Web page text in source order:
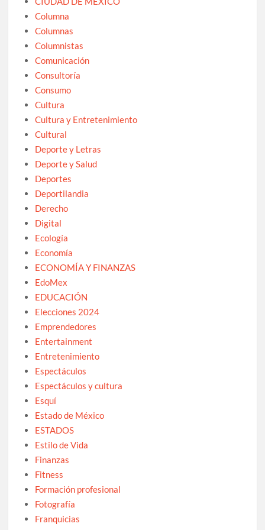
Columna
Columnas
Columnistas
Comunicación
Consultoría
Consumo
Cultura
Cultura y Entretenimiento
Cultural
Deporte y Letras
Deporte y Salud
Deportes
Deportilandia
Derecho
Digital
Ecología
Economía
ECONOMÍA Y FINANZAS
EdoMex
EDUCACIÓN
Elecciones 2024
Emprendedores
Entertainment
Entretenimiento
Espectáculos
Espectáculos y cultura
Esquí
Estado de México
ESTADOS
Estilo de Vida
Finanzas
Fitness
Formación profesional
Fotografía
Franquicias